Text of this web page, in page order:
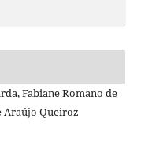
Fabiane Romano de
Araújo Queiroz